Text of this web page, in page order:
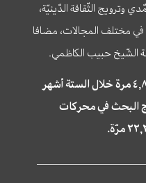
وترويج الثّقافة الدّينيّة،
مختلف المجالات، مضافا
الشّيخ حبيب الكاظمي.
تمّت زيارة موقع سراج ٤,٨٠٠,٠٠٠ مرة خلال الستة أشهر
البحث في محركات